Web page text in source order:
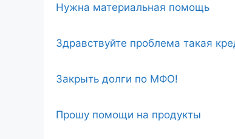
Нужна материальная помощь
Здравствуйте проблема такая
Закрыть долги по МФО!
Прошу помощи на продукты